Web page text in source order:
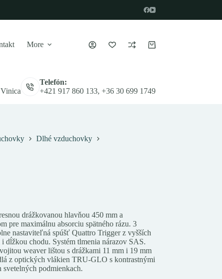
More
Nákupný
Telefón:
+421 917 860 133, +36 30 699 1749
Dlhé vzduchovky
drážkovanou hlavňou 450 mm a
pre maximálnu absorciu spätného rázu. 3
nastaviteľná spúšť Quattro Trigger z vyšších
dĺžkou chodu. Systém tlmenia nárazov SAS.
weaver lištou s drážkami 11 mm i 19 mm
z optických vlákien TRU-GLO s kontrastnými
svetelných podmienkach.